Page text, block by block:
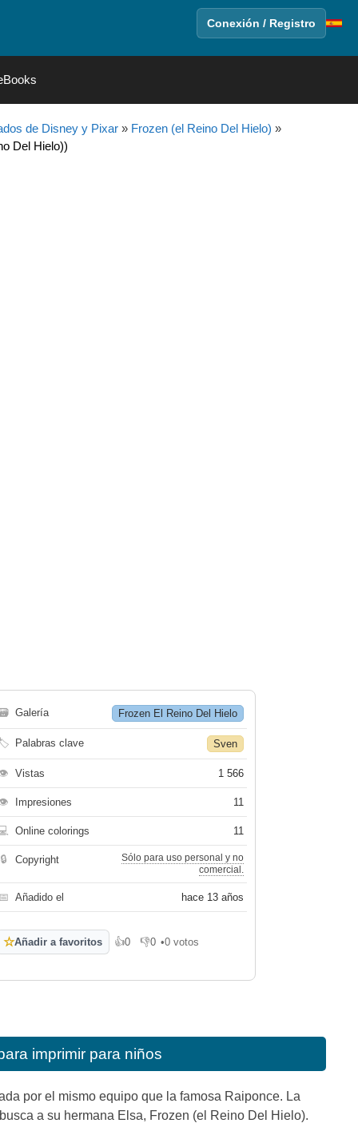
Conexión / Registro
de Disney y Pixar» Frozen (el Reino Del Hielo) »
Del Hielo))
Galería Frozen El Reino Del Hielo
Palabras clave Sven
Vistas 1 566
Impresiones 11
Online colorings 11
🔒 Copyright
Sólo para uso personal y no
comercial.
Añadido el hace 13 años
☆Añadir a favoritos 👍0
Me gusta
👎0
No me gusta
•0 votos
imprimir para niños
por el mismo equipo que la famosa Raiponce. La
a su hermana Elsa, Frozen (el Reino Del Hielo).